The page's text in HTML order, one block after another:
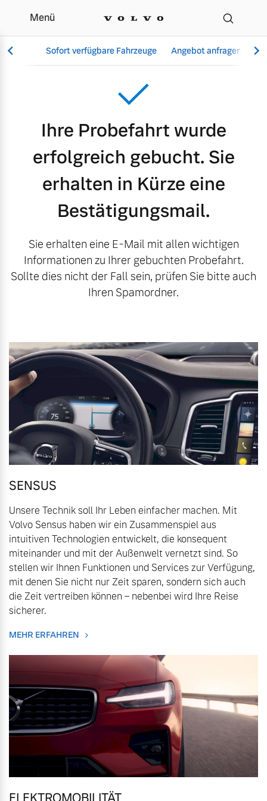
Danke Probefahrt 2
Menü
Sofort verfügbare Fahrzeuge Angebot anfragen
Vollelektrisch
6 Modelle
Plug-in Hybrid
Geschäftskunden
Editionsmodelle
Konnektivität
Angebot anfragen
Fahrzeug konfigurieren
Sofort verfügbare Fahrzeuge
Volvo Selekt
Gebrauchtwagen
Die Neuwagenalternative
Mehr erfahren
Editionsmodelle
Jetzt kennenlernen
Aktuelle Angebote
Geschäftskunden
Volvo Gebrauchtwagenbörse
Volvo kauft Ihr Auto
Aktuelle Zubehörangebote
Zubehörkatalog
Aktuelle Serviceangebote
Service by Volvo
Sie erhalten bei uns eine
Vielzahl von Original
Volvo Winter- und
Sommer Kompletträder.
Bitte sprechen Sie uns
Frühjahrscheck
Entdecken Sie unsere
saisonalen Angebote.
Mehr erfahren
Über uns
Unser Team
Kontakt und Anfahrt
Ihre Probefahrt wurde
erfolgreich gebucht. Sie
erhalten in Kürze eine
Bestätigungsmail.
Sie erhalten eine E-Mail mit allen wichtigen
Informationen zu Ihrer gebuchten Probefahrt.
Sollte dies nicht der Fall sein, prüfen Sie bitte auch
Ihren Spamordner.
SENSUS
Unsere Technik soll Ihr Leben einfacher machen. Mit
Volvo Sensus haben wir ein Zusammenspiel aus
intuitiven Technologien entwickelt, die konsequent
miteinander und mit der Außenwelt vernetzt sind. So
stellen wir Ihnen Funktionen und Services zur Verfügung,
mit denen Sie nicht nur Zeit sparen, sondern sich auch
die Zeit vertreiben können – nebenbei wird Ihre Reise
sicherer.
MEHR ERFAHREN